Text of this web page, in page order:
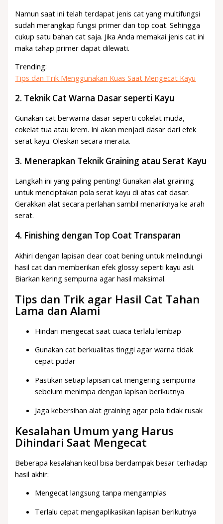
Namun saat ini telah terdapat jenis cat yang multifungsi
sudah merangkap fungsi primer dan top coat. Sehingga
cukup satu bahan cat saja. Jika Anda memakai jenis cat ini
maka tahap primer dapat dilewati.
Trending:
Tips dan Trik Menggunakan Kuas Saat Mengecat Kayu
2. Teknik Cat Warna Dasar seperti Kayu
Gunakan cat berwarna dasar seperti cokelat muda,
cokelat tua atau krem. Ini akan menjadi dasar dari efek
serat kayu. Oleskan secara merata.
3. Menerapkan Teknik Graining atau Serat Kayu
Langkah ini yang paling penting! Gunakan alat graining
untuk menciptakan pola serat kayu di atas cat dasar.
Gerakkan alat secara perlahan sambil menariknya ke arah
serat.
4. Finishing dengan Top Coat Transparan
Akhiri dengan lapisan clear coat bening untuk melindungi
hasil cat dan memberikan efek glossy seperti kayu asli.
Biarkan kering sempurna agar hasil maksimal.
Tips dan Trik agar Hasil Cat Tahan
Lama dan Alami
Hindari mengecat saat cuaca terlalu lembap
Gunakan cat berkualitas tinggi agar warna tidak
cepat pudar
Pastikan setiap lapisan cat mengering sempurna
sebelum menimpa dengan lapisan berikutnya
Jaga kebersihan alat graining agar pola tidak rusak
Kesalahan Umum yang Harus
Dihindari Saat Mengecat
Beberapa kesalahan kecil bisa berdampak besar terhadap
hasil akhir:
Mengecat langsung tanpa mengamplas
Terlalu cepat mengaplikasikan lapisan berikutnya